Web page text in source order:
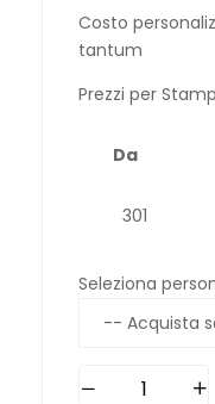
Costo
tantum
Prezzi per
Da
301
Seleziona